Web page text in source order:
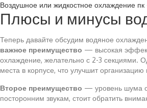
Воздушное или жидкостное охлаждение
Плюсы и минусы
Теперь давайте обсудим водяное
важное преимущество — высокая
охлаждение, желательно с 2-3 секциями.
места в корпусе, что улучшит
Второе преимущество — уровень шума
посторонним звукам, стоит обратить